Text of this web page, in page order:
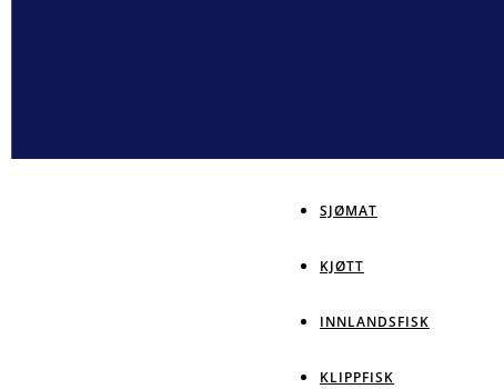
SJØMAT
KJØTT
INNLANDSFISK
KLIPPFISK